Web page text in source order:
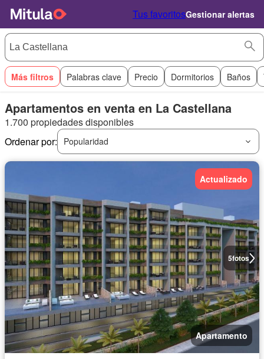
Tus favoritosGestionar alertas
Más filtros Palabras clave Precio Dormitorios Baños
Apartamentos en venta en La Castellana
1.700 propiedades disponibles
Ordenar por:
Popularidad
5fotos
Actualizado
Apartamento